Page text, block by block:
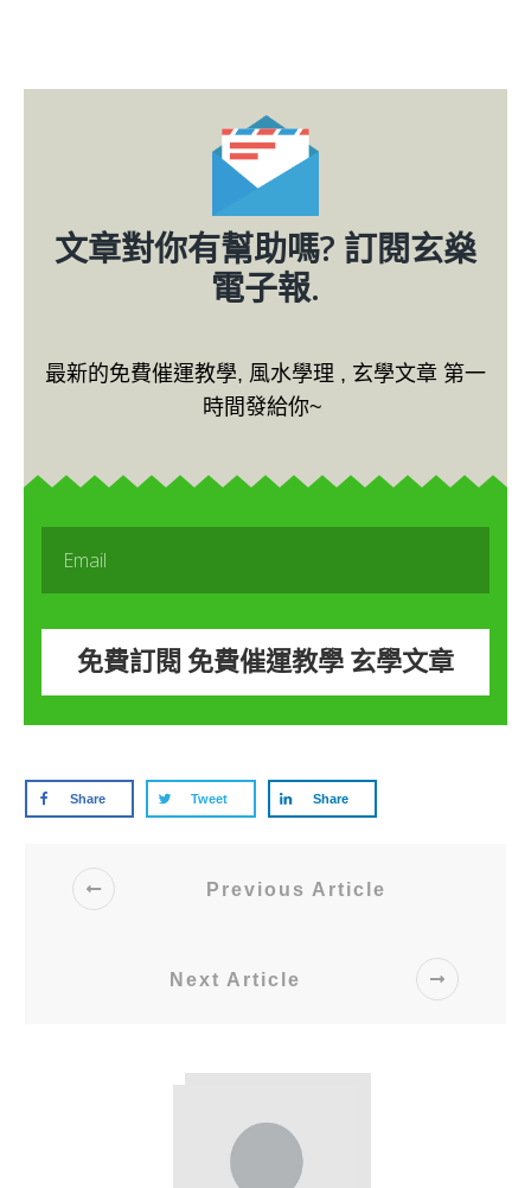
文章對你有幫助嗎? 訂閱玄燊
電子報.
最新的免費催運教學, 風水學理 , 玄學文章 第一
時間發給你~
免費訂閱 免費催運教學 玄學文章
Share Tweet Share
Previous Article
Next Article